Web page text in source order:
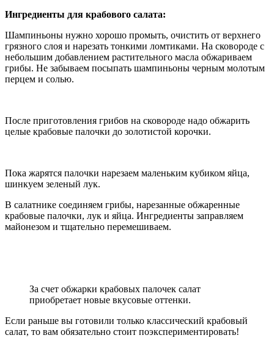
Ингредиенты для крабового салата:
Шампиньоны нужно хорошо промыть, очистить от верхнего
грязного слоя и нарезать тонкими ломтиками. На сковороде с
небольшим добавлением растительного масла обжариваем
грибы. Не забываем посыпать шампиньоны черным молотым
перцем и солью.
После приготовления грибов на сковороде надо обжарить
целые крабовые палочки до золотистой корочки.
Пока жарятся палочки нарезаем маленьким кубиком яйца,
шинкуем зеленый лук.
В салатнике соединяем грибы, нарезанные обжаренные
крабовые палочки, лук и яйца. Ингредиенты заправляем
майонезом и тщательно перемешиваем.
За счет обжарки крабовых палочек салат
приобретает новые вкусовые оттенки.
Если раньше вы готовили только классический крабовый
салат, то вам обязательно стоит поэкспериментировать!